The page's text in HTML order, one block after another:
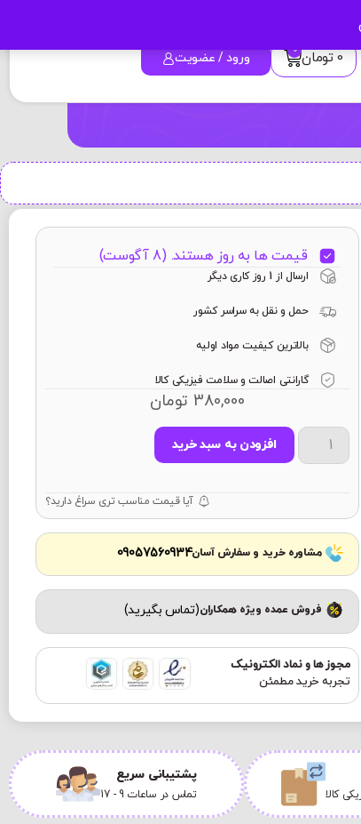
0 تومان 0 ورود / عضویت
قیمت ها به روز هستند. (8 آگوست)
ارسال از 1 روز کاری دیگر
حمل و نقل به سراسر کشور
بالاترین کیفیت مواد اولیه
گارانتی اصالت و سلامت فیزیکی کالا
380,000 تومان
افزودن به سبد خرید
آیا قیمت مناسب تری سراغ دارید؟
مشاوره خرید و سفارش آسان09057560934
فروش عمده ویژه همکاران(تماس بگیرید)
مجوز ها و نماد الکترونیک
تجربه خرید مطمئن
کالا
پشتیبانی سریع
تماس در ساعات 9 - 17